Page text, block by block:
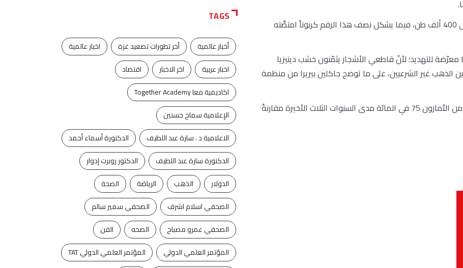
ويصل وزن الأشجار العملاقة في هذه المنطقة إلى 400 ألف طن، فيما يشكل نصف هذا الرقم كربوناً امتصَّته
للتهديد؛ لأنّ قاطعي الأشجار يثمّنون خشب دينيزيا
الذهب غير الشرعيين، على ما توضح جاكلين بيريرا من منظمة
وارتفعت نسبة إزالة الغابات في المنطقة البرازيلية من الأمازون 75 في المائة مدى السنوات الثلاث الأخيرة مقارنةً
TAGS
أخبار عالمية أخر تطورات تصعيد غزة
اخبار عالمية
اخبار عربية
اخر الاخبار
اقتصاد
اكاديمية معا Together Academy
الإعلامية سماح حسنين
الاعلامية د . سارة عبد اللطيف
الدكتورة أسماء أحمد
الدكتورة سارة عبد اللطيف
الدكتور روبرت إدوار
الدولار
الذهب الرياضة
الصحة
الصحفي اسلام اشرف
الصحفي سمير سالم
الصحفي عمرو مصباح
الصحه
الفن
المؤتمر العلمي الدولي
المؤتمر العلمي الدولي TAT